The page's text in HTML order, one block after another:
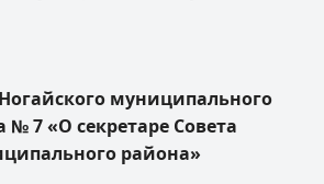
муниципального
7 «О секретаре Совета
района»